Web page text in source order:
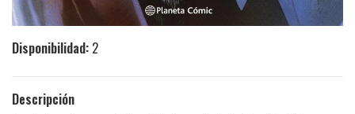
Disponibilidad: 2
Descripción